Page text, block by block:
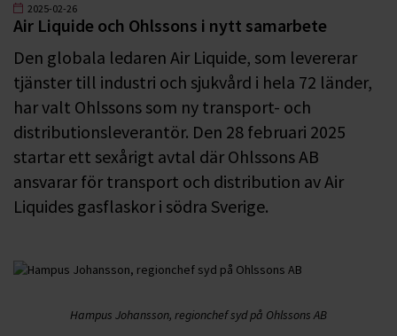
2025-02-26
Air Liquide och Ohlssons i nytt samarbete
Den globala ledaren Air Liquide, som levererar
tjänster till industri och sjukvård i hela 72 länder,
har valt Ohlssons som ny transport- och
distributionsleverantör. Den 28 februari 2025
startar ett sexårigt avtal där Ohlssons AB
ansvarar för transport och distribution av Air
Liquides gasflaskor i södra Sverige.
Hampus Johansson, regionchef syd på Ohlssons AB